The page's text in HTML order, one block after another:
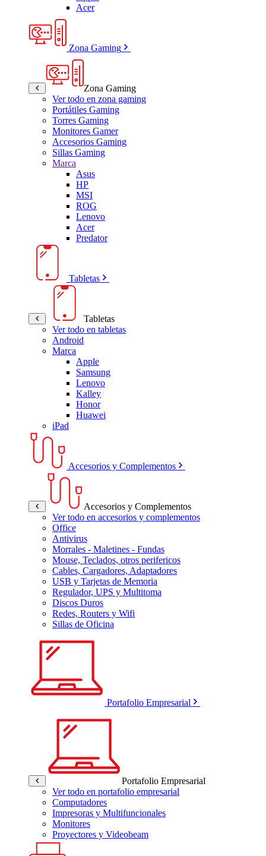
Acer
Zona Gaming
Zona Gaming
Ver todo en zona gaming
Portátiles Gaming
Torres Gaming
Monitores Gamer
Accesorios Gaming
Sillas Gaming
Marca
Asus
HP
MSI
ROG
Lenovo
Acer
Predator
Tabletas
Tabletas
Ver todo en tabletas
Android
Marca
Apple
Samsung
Lenovo
Kalley
Honor
Huawei
iPad
Accesorios y Complementos
Accesorios y Complementos
Ver todo en accesorios y complementos
Office
Antivirus
Morrales - Maletines - Fundas
Mouse, Teclados, otros perifericos
Cables, Cargadores, Adaptadores
USB y Tarjetas de Memoria
Regulador, UPS y Multitoma
Discos Duros
Redes, Routers y Wifi
Sillas de Oficina
Portafolio Empresarial
Portafolio Empresarial
Ver todo en portafolio empresarial
Computadores
Impresoras y Multifuncionales
Monitores
Proyectores y Videobeam